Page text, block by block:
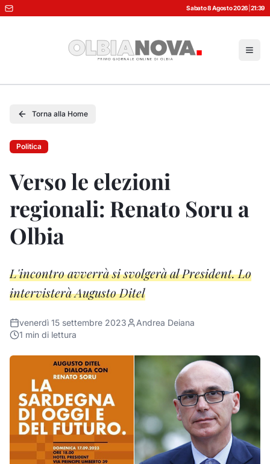
Sabato 8 Agosto 2026 21:39
Torna alla Home
Politica
Verso le elezioni
regionali: Renato Soru a
Olbia
L'incontro avverrà si svolgerà al President. Lo
intervisterà Augusto Ditel
venerdì 15 settembre 2023
Andrea Deiana
1 min di lettura